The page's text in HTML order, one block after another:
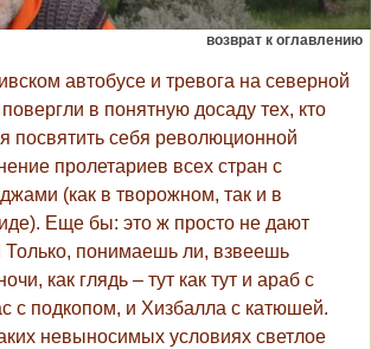
возврат к оглавлению
автобусе и тревога на северной
в понятную досаду тех, кто
посвятить себя революционной
пролетариев всех стран с
(как в творожном, так и в
Еще бы: это ж просто не дают
Только, понимаешь ли, взвеешь
как глядь – тут как тут и араб с
с подкопом, и Хизбалла с катюшей.
невыносимых условиях светлое